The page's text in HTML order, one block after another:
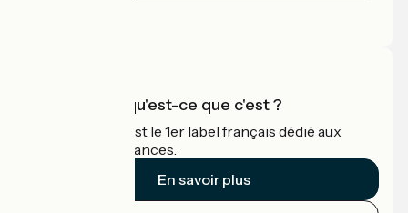
Accueil Vélo qu'est-ce que c'est ?
Accueil Vélo c'est le 1er label français dédié aux
cyclistes en vacances.
En savoir plus